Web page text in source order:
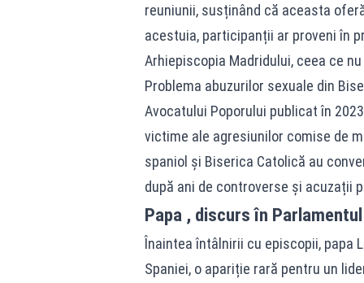
reuniunii, susținând că aceasta
acestuia, participanții ar proveni în
Arhiepiscopia Madridului, ceea ce
Problema abuzurilor sexuale din
Avocatului Poporului publicat în
victime ale agresiunilor comise de
spaniol și Biserica Catolică au
după ani de controverse și acuzații
Papa , discurs în
Înaintea întâlnirii cu episcopii, papa
Spaniei, o apariție rară pentru un